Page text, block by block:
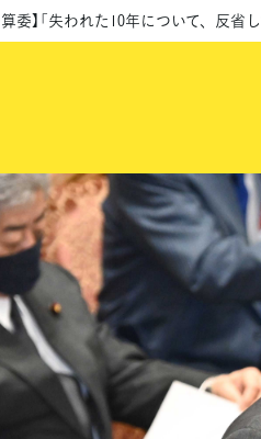
算委】「失われた10年について、反省